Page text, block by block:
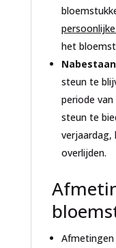
het
steun te
periode
steun te
verjaardag,
overlijden.
Afmetingen